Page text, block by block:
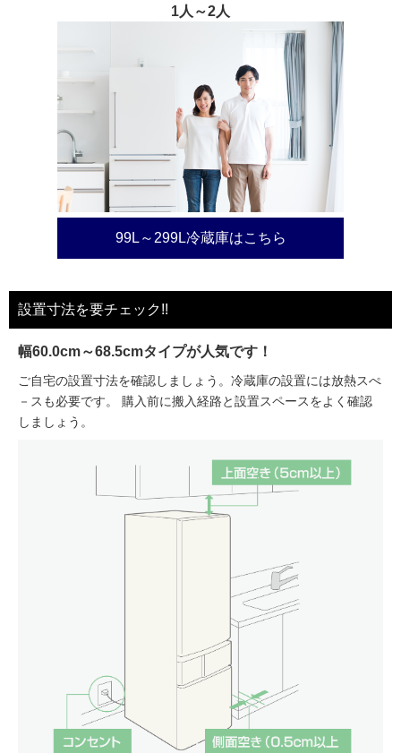
1人～2人
99L～299L冷蔵庫はこちら
設置寸法を要チェック!!
幅60.0cm～68.5cmタイプが人気です！
ご自宅の設置寸法を確認しましょう。冷蔵庫の設置には放熱スぺ
－スも必要です。 購入前に搬入経路と設置スペースをよく確認
しましょう。